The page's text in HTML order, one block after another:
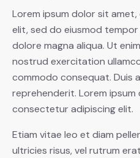
Lorem ipsum dolor sit
elit, sed do eiusmod
dolore magna aliqua. Ut
nostrud exercitation
commodo consequat. Duis
reprehenderit. Lorem
consectetur adipiscing elit.
Etiam vitae leo et diam
ultricies risus, vel rutrum